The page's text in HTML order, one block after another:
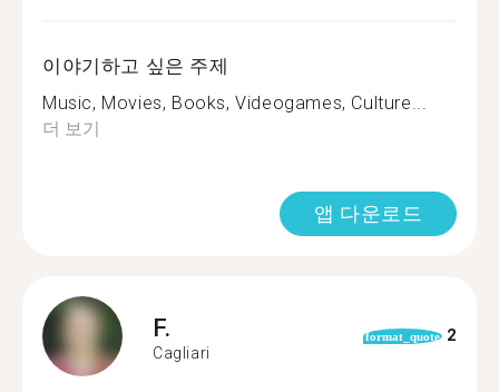
이야기하고 싶은 주제
Music, Movies, Books, Videogames, Culture...
더 보기
앱 다운로드
F.
Cagliari
format_quote 2